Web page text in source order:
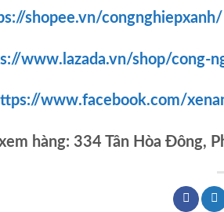
shopee.vn/congnghiepxanh/
www.lazada.vn/shop/cong-
www.facebook.com/
hàng: 334 Tân Hòa Đông,